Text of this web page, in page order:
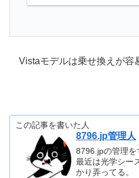
Vistaモデルは乗せ換えが容
この記事を書いた人
8796.jp管理人
8796.jpの管理を
最近は光学シー
かり弄ってる。